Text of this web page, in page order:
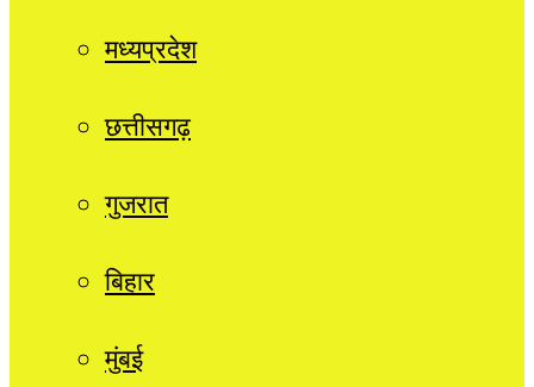
मध्यप्रदेश
छत्तीसगढ़
गुजरात
बिहार
मुंबई